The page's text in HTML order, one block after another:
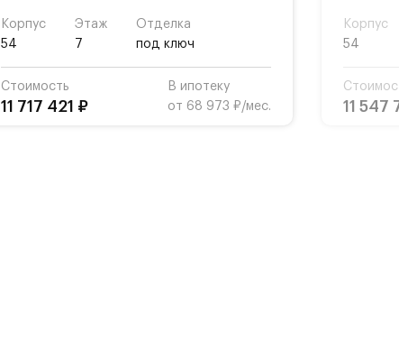
Корпус
54
Этаж
7
Отделка
под ключ
Стоимость
11 717 421 ₽
В ипотеку
от 68 973 ₽/мес.
Корпус
54
11 547